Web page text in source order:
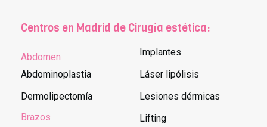
Centros en Madrid de Cirugía estética:
Abdomen
Abdominoplastia
Dermolipectomía
Brazos
Implantes
Láser lipólisis
Lesiones dérmicas
Lifting